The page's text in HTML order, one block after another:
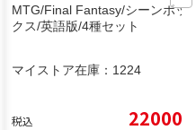
MTG/Final Fantasy/シーンボッ
クス/英語版/4種セット
マイストア在庫： 1224
税込 22000